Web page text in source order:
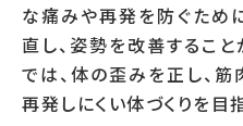
な痛みや再発を防ぐため
直し、姿勢を改善するこ
では、体の歪みを正し、筋
再発しにくい体づくりを目